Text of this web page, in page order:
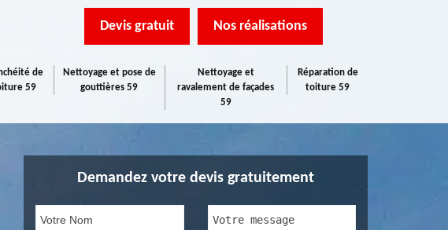
Devis gratuit Nos réalisations
de
59
Nettoyage et pose de
gouttières 59
Nettoyage et
ravalement de façades
59
Réparation de
toiture 59
Demandez votre devis gratuitement